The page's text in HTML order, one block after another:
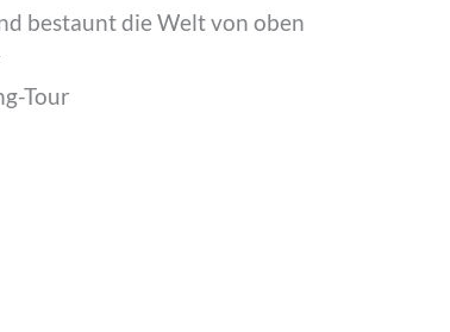
bestaunt die Welt von oben
Tour